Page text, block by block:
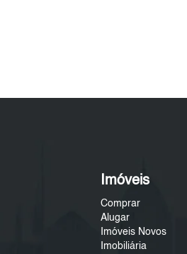
Imóveis
Comprar
Alugar
Imóveis Novos
Imobiliária